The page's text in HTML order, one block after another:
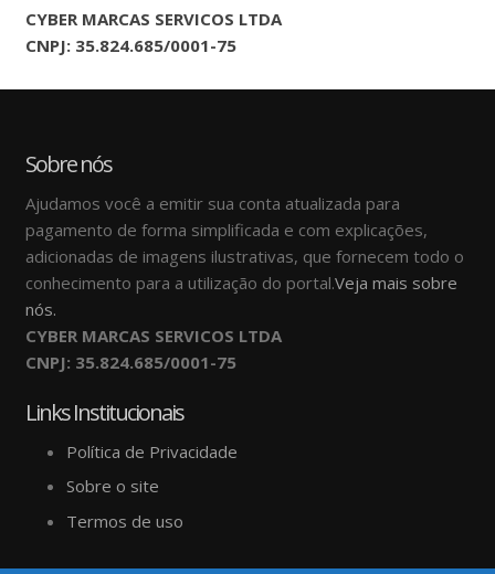
CYBER MARCAS SERVICOS LTDA
CNPJ: 35.824.685/0001-75
Sobre nós
Ajudamos você a emitir sua conta atualizada para
pagamento de forma simplificada e com explicações,
adicionadas de imagens ilustrativas, que fornecem todo o
conhecimento para a utilização do portal.Veja mais sobre
nós.
CYBER MARCAS SERVICOS LTDA
CNPJ: 35.824.685/0001-75
Links Institucionais
Política de Privacidade
Sobre o site
Termos de uso